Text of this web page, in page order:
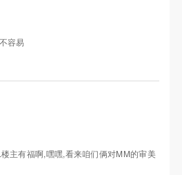
容易
主有福啊,嘿嘿,看来咱们俩对MM的审美